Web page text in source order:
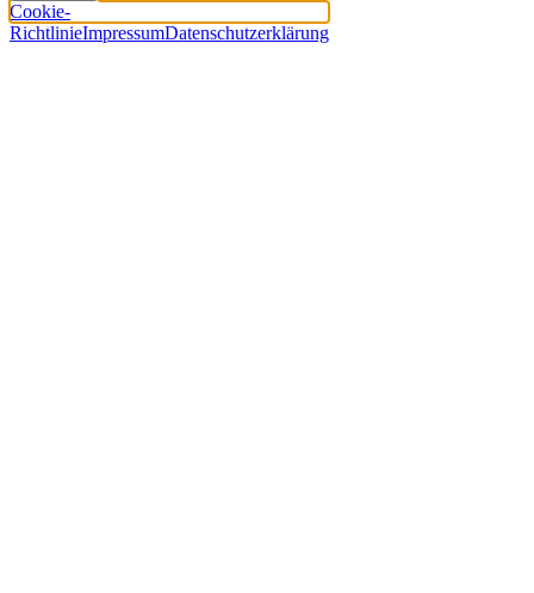
Cookie-
RichtlinieImpressumDatenschutzerklärung